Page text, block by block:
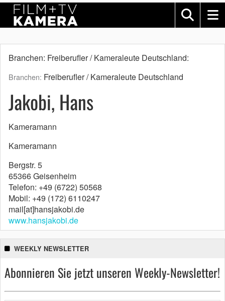
Branchen: Freiberufler / Kameraleute Deutschland:
Branchen: Freiberufler / Kameraleute Deutschland
Jakobi, Hans
Kameramann
Kameramann
Bergstr. 5
65366 Geisenheim
Telefon: +49 (6722) 50568
Mobil: +49 (172) 6110247
mail[at]hansjakobi.de
www.hansjakobi.de
WEEKLY NEWSLETTER
Abonnieren Sie jetzt unseren Weekly-Newsletter!